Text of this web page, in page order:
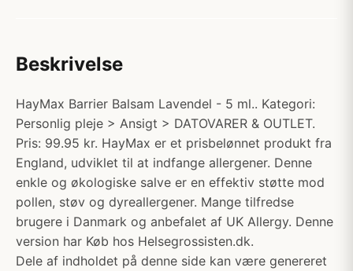
Beskrivelse
HayMax Barrier Balsam Lavendel - 5 ml.. Kategori:
Personlig pleje > Ansigt > DATOVARER & OUTLET.
Pris: 99.95 kr. HayMax er et prisbelønnet produkt fra
England, udviklet til at indfange allergener. Denne
enkle og økologiske salve er en effektiv støtte mod
pollen, støv og dyreallergener. Mange tilfredse
brugere i Danmark og anbefalet af UK Allergy. Denne
version har Køb hos Helsegrossisten.dk.
Dele af indholdet på denne side kan være genereret